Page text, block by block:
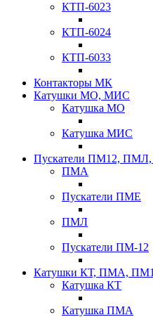
КТП-6023
КТП-6024
КТП-6033
Контакторы МК
Катушки МО, МИС
Катушка МО
Катушка МИС
Пускатели ПМ12,
ПМА
Пускатели ПМЕ
ПМЛ
Пускатели ПМ-12
Катушки КТ, ПМА,
Катушка КТ
Катушка ПМА